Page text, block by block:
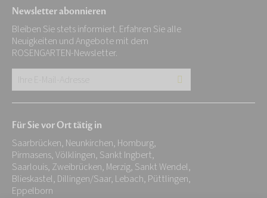
Newsletter abonnieren
Bleiben Sie stets informiert. Erfahren Sie alle
Neuigkeiten und Angebote mit dem
ROSENGARTEN-Newsletter.
E-
Adresse:
*
Für Sie vor Ort tätig in
Saarbrücken, Neunkirchen, Homburg,
Pirmasens, Völklingen, Sankt Ingbert,
Saarlouis, Zweibrücken, Merzig, Sankt Wendel,
Blieskastel, Dillingen/Saar, Lebach, Püttlingen,
Eppelborn